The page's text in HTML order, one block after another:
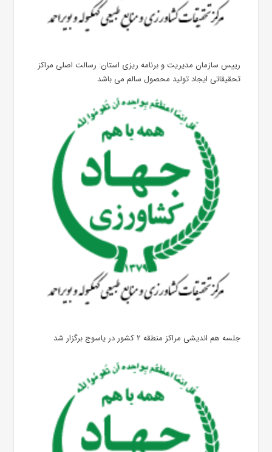
رییس سازمان مدیریت و برنامه ریزی استان: رسالت اصلی مراکز
تحقیقاتی ایجاد تولید محصول سالم می باشد
جلسه هم اندیشی مراکز منطقه ۲ کشور در یاسوج برگزار شد